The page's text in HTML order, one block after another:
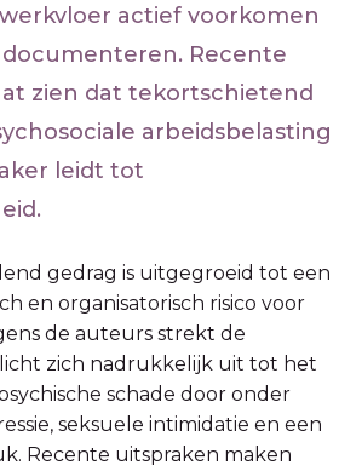
actief voorkomen
Recente
zien dat tekortschietend
arbeidsbelasting
leidt tot
gedrag is uitgegroeid tot een
en organisatorisch risico voor
de auteurs strekt de
zich nadrukkelijk uit tot het
schade door onder
seksuele intimidatie en een
Recente uitspraken maken